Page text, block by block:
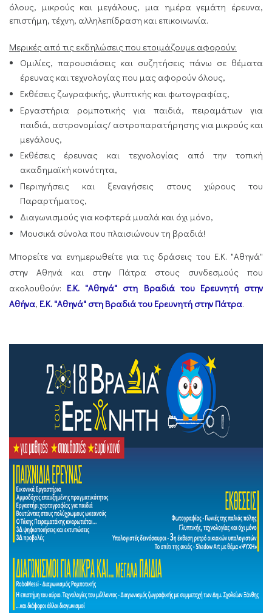
όλους, μικρούς και μεγάλους, μια ημέρα γεμάτη έρευνα,
επιστήμη, τέχνη, αλληλεπίδραση και επικοινωνία.
Μερικές από τις εκδηλώσεις που ετοιμάζουμε αφορούν:
Ομιλίες, παρουσιάσεις και συζητήσεις πάνω σε θέματα
έρευνας και τεχνολογίας που μας αφορούν όλους,
Εκθέσεις ζωγραφικής, γλυπτικής και φωτογραφίας,
Εργαστήρια ρομποτικής για παιδιά, πειραμάτων για
παιδιά, αστρονομίας/ αστροπαρατήρησης για μικρούς και
μεγάλους,
Εκθέσεις έρευνας και τεχνολογίας από την τοπική
ακαδημαϊκή κοινότητα,
Περιηγήσεις και ξεναγήσεις στους χώρους του
Παραρτήματος,
Διαγωνισμούς για κοφτερά μυαλά και όχι μόνο,
Μουσικά σύνολα που πλαισιώνουν τη βραδιά!
Μπορείτε να ενημερωθείτε για τις δράσεις του Ε.Κ. "Αθηνά"
στην Αθηνά και στην Πάτρα στoυς συνδεσμούς που
ακολουθούν: Ε.Κ. "Αθηνά" στη Βραδιά του Ερευνητή στην
Αθήνα, Ε.Κ. "Αθηνά" στη Βραδιά του Ερευνητή στην Πάτρα.